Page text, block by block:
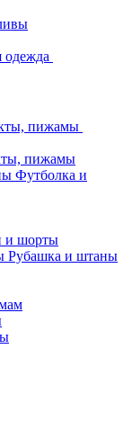
одежда
пижамы
пижамы
Футболка и
и шорты
Рубашка и штаны